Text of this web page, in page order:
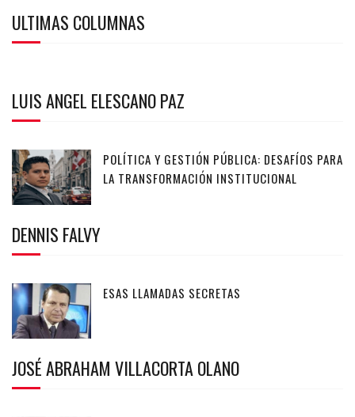
ULTIMAS COLUMNAS
LUIS ANGEL ELESCANO PAZ
POLÍTICA Y GESTIÓN PÚBLICA: DESAFÍOS PARA
LA TRANSFORMACIÓN INSTITUCIONAL
DENNIS FALVY
ESAS LLAMADAS SECRETAS
JOSÉ ABRAHAM VILLACORTA OLANO